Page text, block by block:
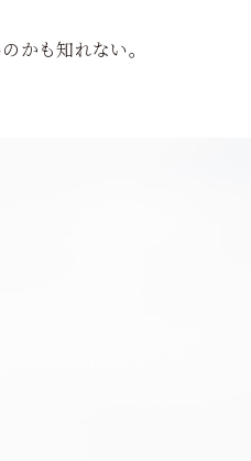
かも知れない。